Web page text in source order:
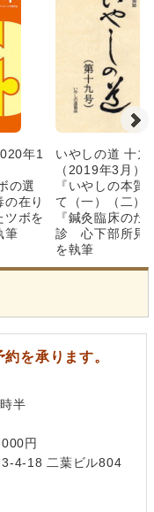
年1
の選
在り
ツボを
筆
いやしの道 十九
（2019年3月）
『いやしの本質
て（一）（二）
『鍼灸臨床のた
診 心下部所見
を執筆
を承ります。
半
円
4-18 二葉ビル804